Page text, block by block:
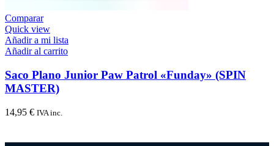
Comparar
Quick view
Añadir a mi lista
Añadir al carrito
Saco Plano Junior Paw Patrol «Funday» (SPIN
MASTER)
14,95 € IVA inc.